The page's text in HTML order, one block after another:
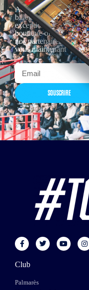
Actualités, nouveautés,
billetterie, remises
exceptionnelles dans la
boutique officielles &
nos partenaires…
vous maintenant
SOUSCRIRE
Club
Palmarès